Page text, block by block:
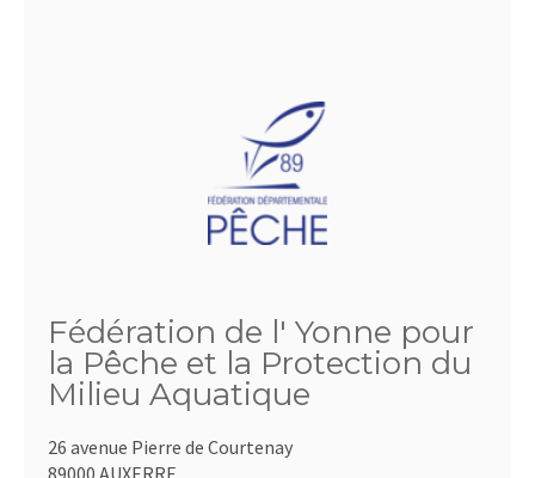
Fédération de l' Yonne pour
la Pêche et la Protection du
Milieu Aquatique
26 avenue Pierre de Courtenay
89000 AUXERRE